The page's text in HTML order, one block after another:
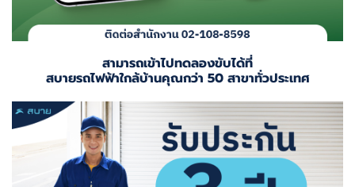
สามารถเข้าไปทดลองขับได้ที่
สบายรถไฟฟ้าใกล้บ้านคุณกว่า 50 สาขาทั่วประเทศ